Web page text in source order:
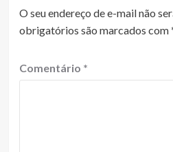
O seu endereço de e-mail não
obrigatórios são marcados com
Comentário *